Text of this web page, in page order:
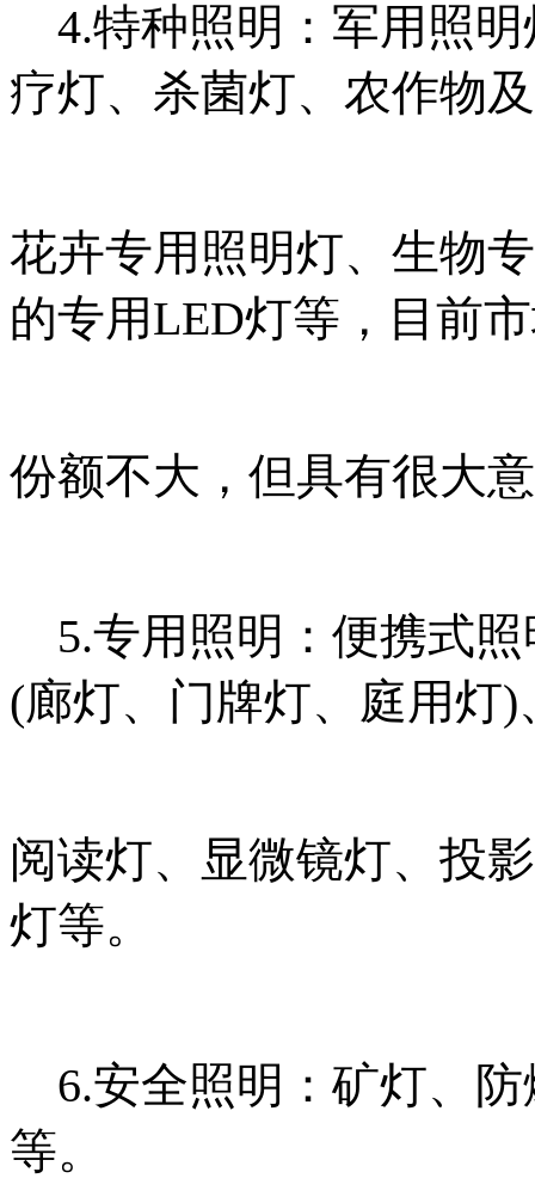
4.特种照明：军用照明
疗灯、杀菌灯、农作物及
花卉专用照明灯、生物
的专用LED灯等，目前
份额不大，但具有很大
5.专用照明：便携式照
(廊灯、门牌灯、庭用灯)
阅读灯、显微镜灯、投
灯等。
6.安全照明：矿灯、
等。